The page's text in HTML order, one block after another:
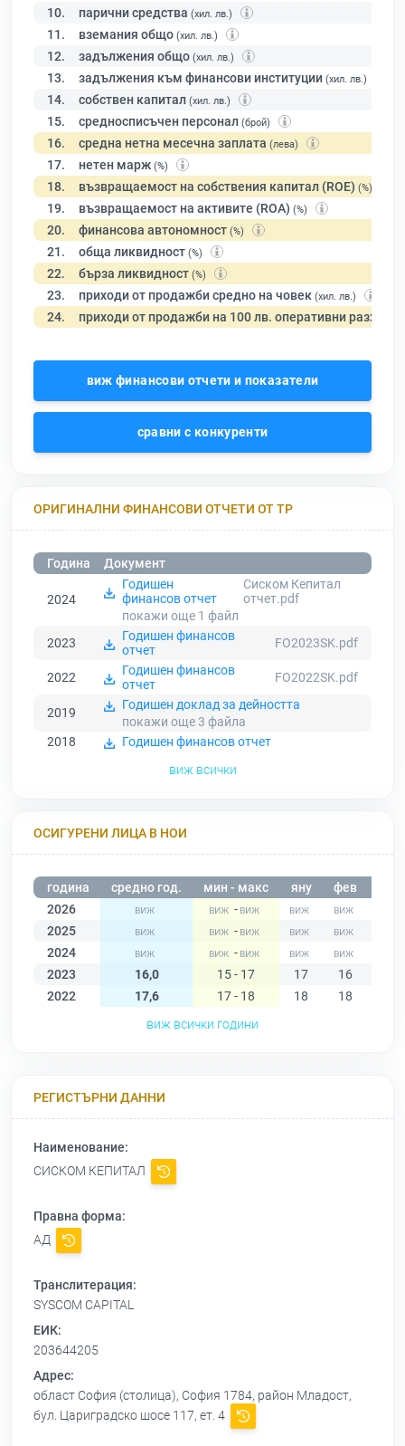
10. парични средства (хил. лв.)
11. вземания общо (хил. лв.)
12. задължения общо (хил. лв.)
13. задължения към финансови институции (хил. лв.)
14. собствен капитал (хил. лв.)
15. средносписъчен персонал (брой)
16. средна нетна месечна заплата (лева)
17. нетен марж (%)
18. възвращаемост на собствения капитал (ROE) (%)
19. възвращаемост на активите (ROA) (%)
20. финансова автономност (%)
21. обща ликвидност (%)
22. бърза ликвидност (%)
23. приходи от продажби средно на човек (хил. лв.)
24. приходи от продажби на 100 лв. оперативни разходи
виж финансови отчети и показатели
сравни с конкуренти
ОРИГИНАЛНИ ФИНАНСОВИ ОТЧЕТИ ОТ ТР
Година Документ
2024
Годишен
финансов отчет
Сиском Кепитал
отчет.pdf
покажи още 1 файл
2023
Годишен финансов
отчет
FO2023SK.pdf
2022
Годишен финансов
отчет
FO2022SK.pdf
2019
Годишен доклад за дейността
покажи още 3 файла
2018
Годишен финансов отчет
виж всички
ОСИГУРЕНИ ЛИЦА В НОИ
година средно год. мин - макс яну фев
2026
-
2025
-
2024
-
2023
16,0 15 - 17 17 16
2022
17,6 17 - 18 18 18
виж всички години
РЕГИСТЪРНИ ДАННИ
Наименование:
СИСКОМ КЕПИТАЛ
Правна форма:
АД
Транслитерация:
SYSCOM CAPITAL
ЕИК:
203644205
Адрес:
област София (столица), София 1784, район Младост,
бул. Цариградско шосе 117, ет. 4